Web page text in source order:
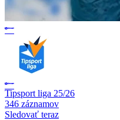
Tipsport liga 25/26
346 záznamov
Sledovať teraz